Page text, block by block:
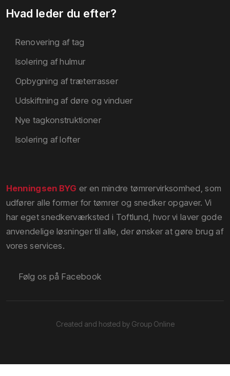
Hvad leder du efter?
Renovering af tag​
Isolering af hulmur
Opbygning af træterrasser
Udskiftning af døre og vinduer
Nye tagkonstruktioner
Isolering af lofter
Henningsen BYG er en mindre tømrervirksomhed, som
udfører alle former for tømrer og snedker opgaver. Vi
har eget snedkerværksted i Toftlund, hvor vi laver gode
anvendelige løsninger til alle, der ønsker at gøre brug af
vores services.
​Følg os på Facebook
Created and hosted by Group Online